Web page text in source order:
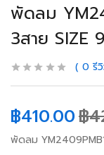
พัดลม
3สาย SIZE
0 รี
฿410.00฿
พัดลม